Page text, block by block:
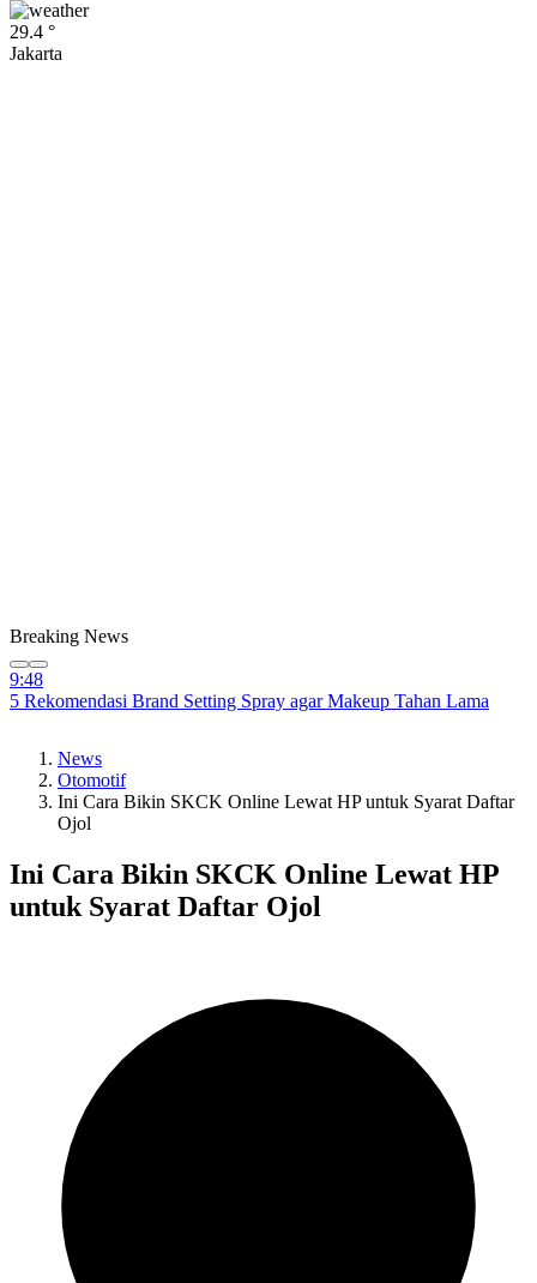
29.4 °
Jakarta
Breaking News
9:48
5 Rekomendasi Brand Setting Spray agar Makeup Tahan Lama
9:48
Hot! Destinasi Terbaru di Bekasi untuk Olahraga & Kebugaran
9:48
Quality Time! Ini 6 Aktivitas Date Night untuk Pasangan
Seru! Ini 5 Destinasi Mountain Getaway untuk Liburan
News
Otomotif
Ini Cara Bikin SKCK Online Lewat HP untuk Syarat Daftar
Ojol
Ini Cara Bikin SKCK Online Lewat HP
untuk Syarat Daftar Ojol